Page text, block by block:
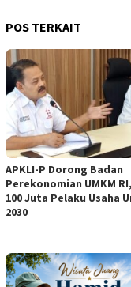
POS TERKAIT
APKLI-P Dorong Badan
Perekonomian UMKM
100 Juta Pelaku Usaha
2030